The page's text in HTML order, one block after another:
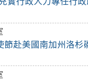
節赴美國南加州洛杉